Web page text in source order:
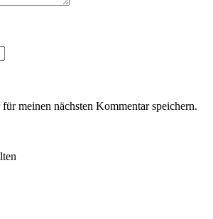
meinen nächsten Kommentar speichern.